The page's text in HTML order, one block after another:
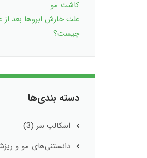
کاشت مو
علت خارش ابروها بعد
چیست؟
دسته بندی‌ها
اسکالپ سر (3)
دانستنی‌های مو و